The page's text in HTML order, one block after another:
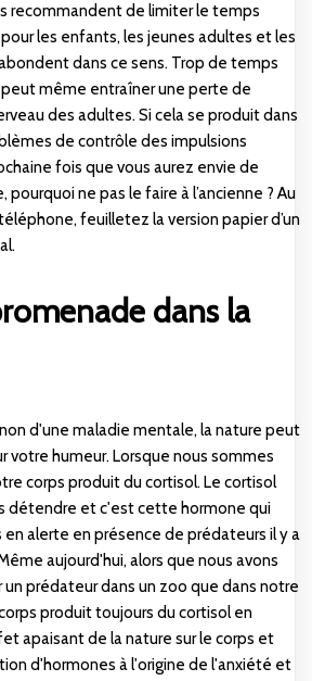
recommandent de limiter le temps
les enfants, les jeunes adultes et les
dans ce sens. Trop de temps
même entraîner une perte de
des adultes. Si cela se produit dans
de contrôle des impulsions
fois que vous aurez envie de
ne pas le faire à l’ancienne ? Au
feuilletez la version papier d’un
dans la
d'une maladie mentale, la nature peut
votre humeur. Lorsque nous sommes
corps produit du cortisol. Le cortisol
détendre et c'est cette hormone qui
alerte en présence de prédateurs il y a
aujourd'hui, alors que nous avons
un prédateur dans un zoo que dans notre
produit toujours du cortisol en
apaisant de la nature sur le corps et
d'hormones à l'origine de l'anxiété et